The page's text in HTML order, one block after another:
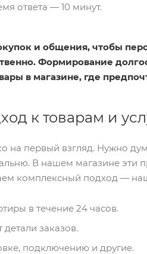
ответа — 10 минут.
и общения, чтобы
Формирование
в магазине, где
к товарам и
на первый взгляд. Нужно
В нашем магазине эти
комплексный подход —
в течение 24 часов.
заказов.
подключению и другие.